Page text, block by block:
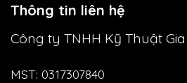
Thông tin liên hệ
Công ty TNHH Kỹ Thuật
MST: 0317307840